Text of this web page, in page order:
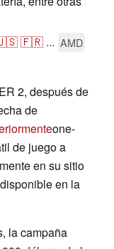
🇫🇷 ... AMD
2, después de
de
one-
de juego a
en su sitio
en la
la campaña